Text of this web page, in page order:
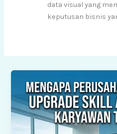
data visual yang
keputusan bisnis